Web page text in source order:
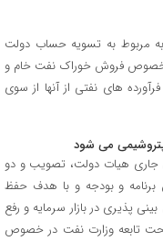
مربوط به تسویه حساب دولت
خصوص فروش خوراک نفت خام و
های نفتی از آنها از سوی
مصوبه در جلسه ۲۵ تیر سال جاری هیات دولت، تصویب و دو
برنامه و بودجه و با هدف حفظ
پذیری در بازار سرمایه و رفع
تابعه وزارت نفت در خصوص